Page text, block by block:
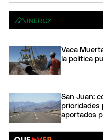
Vaca
la política
San Juan:
prioridades
aportados